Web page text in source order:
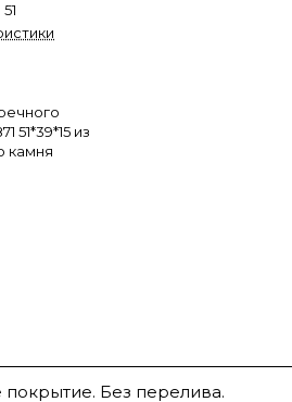
51
51*39*15 из
камня
покрытие. Без перелива.